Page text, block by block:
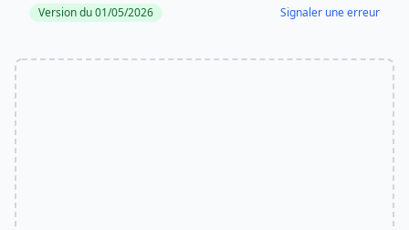
Version du 01/05/2026 Signaler une erreur